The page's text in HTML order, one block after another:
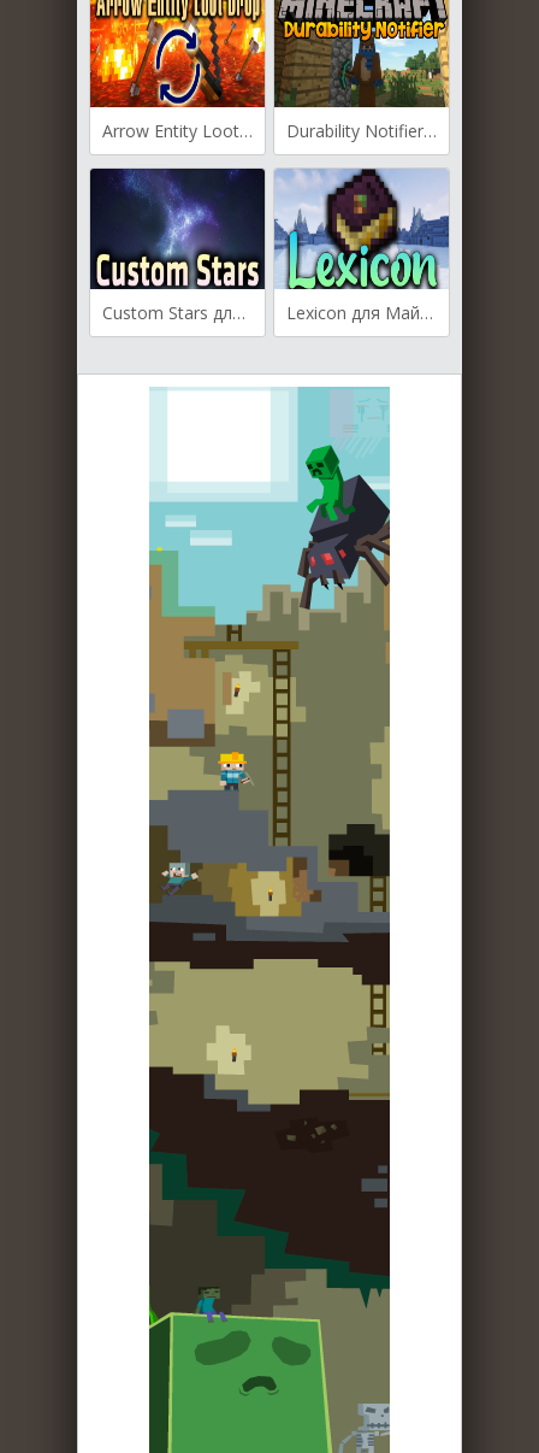
Arrow Entity Loot Drop для Майнкрафт [1.19.4, 1.19.2] Durability Notifier для Майнкрафт [1.19.4, 1.19.3, 1.19.2]
Custom Stars для Майнкрафт [1.19.4, 1.19.3, 1.19.2] Lexicon для Майнкрафт [1.19.3, 1.19.2, 1.19.1]